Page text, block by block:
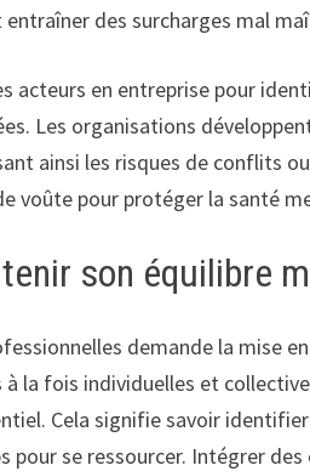
des surcharges mal
acteurs en entreprise pour
Les organisations
ainsi les risques de conflits
voûte pour protéger la santé
son équilibre
demande la mise
la fois individuelles et
Cela signifie savoir
se ressourcer. Intégrer